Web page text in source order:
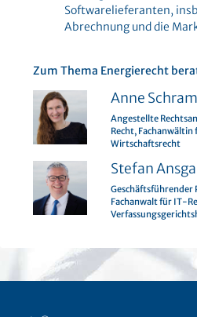
Softwarelieferanten,
Abrechnung und die
Zum Thema Energierecht
Anne
Angestellte
Recht,
Wirtschaftsrecht
Stefan
Geschäftsführender
Fachanwalt für IT-